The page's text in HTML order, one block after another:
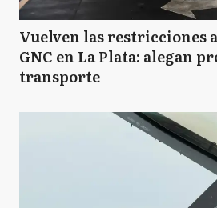
Vuelven las restricciones
GNC en La Plata: alegan
transporte